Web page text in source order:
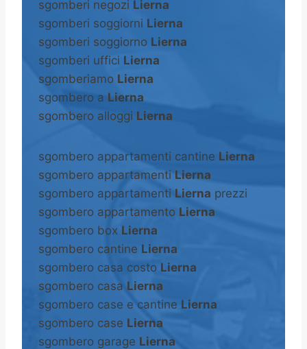
sgomberi negozi Lierna
sgomberi soggiorni Lierna
sgomberi soggiorno Lierna
sgomberi uffici Lierna
sgomberiamo Lierna
sgombero a Lierna
sgombero alloggi Lierna
sgombero appartamenti cantine Lierna
sgombero appartamenti Lierna
sgombero appartamenti Lierna prezzi
sgombero appartamento Lierna
sgombero box Lierna
sgombero cantine Lierna
sgombero casa costo Lierna
sgombero casa Lierna
sgombero case e cantine Lierna
sgombero case Lierna
sgombero garage Lierna